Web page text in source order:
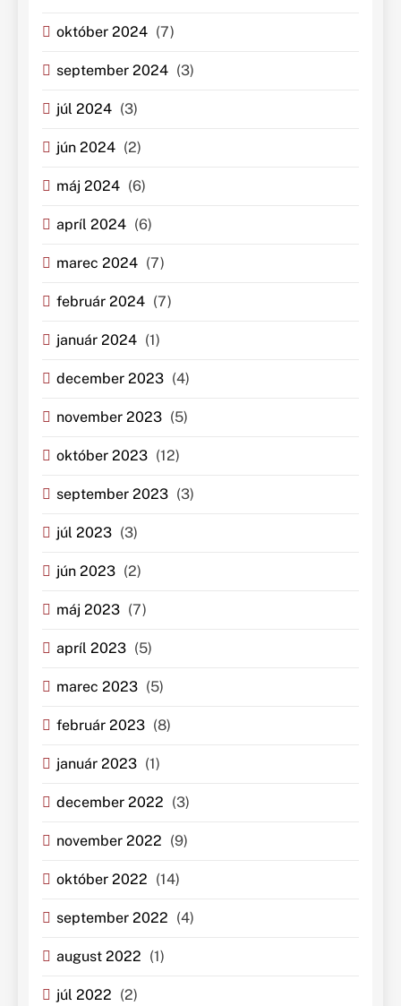
október 2024 (7)
september 2024 (3)
júl 2024 (3)
jún 2024 (2)
máj 2024 (6)
apríl 2024 (6)
marec 2024 (7)
február 2024 (7)
január 2024 (1)
december 2023 (4)
november 2023 (5)
október 2023 (12)
september 2023 (3)
júl 2023 (3)
jún 2023 (2)
máj 2023 (7)
apríl 2023 (5)
marec 2023 (5)
február 2023 (8)
január 2023 (1)
december 2022 (3)
november 2022 (9)
október 2022 (14)
september 2022 (4)
august 2022 (1)
júl 2022 (2)